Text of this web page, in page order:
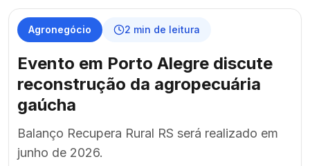
Agronegócio 2 min de leitura
Evento em Porto Alegre discute
reconstrução da agropecuária
gaúcha
Balanço Recupera Rural RS será realizado em
junho de 2026.